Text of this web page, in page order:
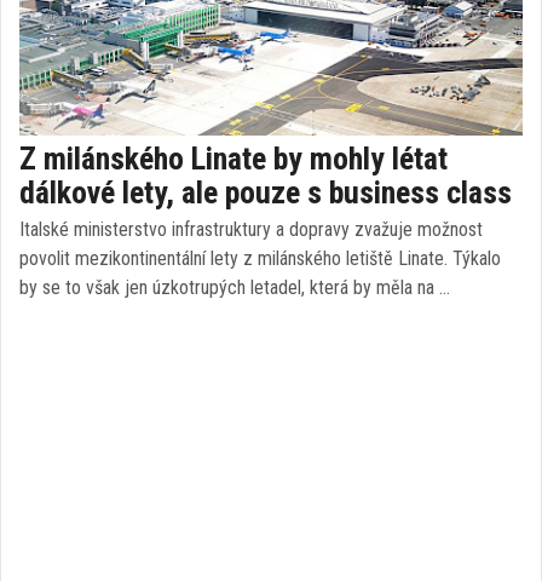
Z milánského Linate by mohly létat
dálkové lety, ale pouze s business class
Italské ministerstvo infrastruktury a dopravy zvažuje možnost
povolit mezikontinentální lety z milánského letiště Linate. Týkalo
by se to však jen úzkotrupých letadel, která by měla na …